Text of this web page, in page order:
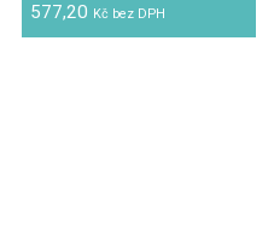
577,20 Kč bez DPH